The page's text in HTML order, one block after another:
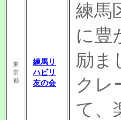
東
京
都
練馬リ
ハビリ
友の会
練馬
に豊
励ま
クレ
て、